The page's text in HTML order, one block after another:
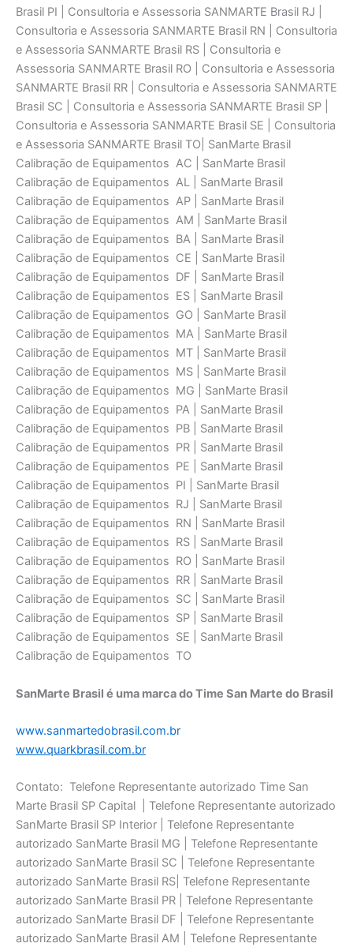
SanMarte Brasil é uma marca do Time San Marte do Brasil
www.sanmartedobrasil.com.br
www.quarkbrasil.com.br
Contato: Telefone Representante autorizado Time San
Marte Brasil SP Capital | Telefone Representante autorizado
SanMarte Brasil SP Interior | Telefone Representante
autorizado SanMarte Brasil MG | Telefone Representante
autorizado SanMarte Brasil SC | Telefone Representante
autorizado SanMarte Brasil RS| Telefone Representante
autorizado SanMarte Brasil PR | Telefone Representante
autorizado SanMarte Brasil DF | Telefone Representante
autorizado SanMarte Brasil AM | Telefone Representante